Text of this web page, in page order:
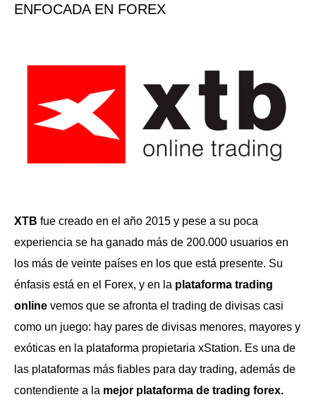
ENFOCADA EN FOREX
XTB fue creado en el año 2015 y pese a su poca
experiencia se ha ganado más de 200.000 usuarios en
los más de veinte países en los que está presente. Su
énfasis está en el Forex, y en la plataforma trading
online vemos que se afronta el trading de divisas casi
como un juego: hay pares de divisas menores, mayores y
exóticas en la plataforma propietaria xStation. Es una de
las plataformas más fiables para day trading, además de
contendiente a la mejor plataforma de trading forex.